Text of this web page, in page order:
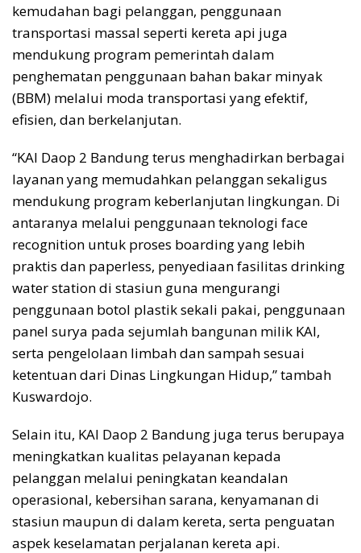
kemudahan bagi pelanggan, penggunaan
transportasi massal seperti kereta api juga
mendukung program pemerintah dalam
penghematan penggunaan bahan bakar minyak
(BBM) melalui moda transportasi yang efektif,
efisien, dan berkelanjutan.
“KAI Daop 2 Bandung terus menghadirkan berbagai
layanan yang memudahkan pelanggan sekaligus
mendukung program keberlanjutan lingkungan. Di
antaranya melalui penggunaan teknologi face
recognition untuk proses boarding yang lebih
praktis dan paperless, penyediaan fasilitas drinking
water station di stasiun guna mengurangi
penggunaan botol plastik sekali pakai, penggunaan
panel surya pada sejumlah bangunan milik KAI,
serta pengelolaan limbah dan sampah sesuai
ketentuan dari Dinas Lingkungan Hidup,” tambah
Kuswardojo.
Selain itu, KAI Daop 2 Bandung juga terus berupaya
meningkatkan kualitas pelayanan kepada
pelanggan melalui peningkatan keandalan
operasional, kebersihan sarana, kenyamanan di
stasiun maupun di dalam kereta, serta penguatan
aspek keselamatan perjalanan kereta api.